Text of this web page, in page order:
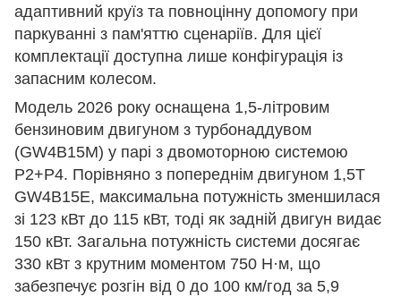
адаптивний круїз та повноцінну допомогу при
паркуванні з пам'яттю сценаріїв. Для цієї
комплектації доступна лише конфігурація із
запасним колесом.
Модель 2026 року оснащена 1,5-літровим
бензиновим двигуном з турбонаддувом
(GW4B15M) у парі з двомоторною системою
P2+P4. Порівняно з попереднім двигуном 1,5T
GW4B15E, максимальна потужність зменшилася
зі 123 кВт до 115 кВт, тоді як задній двигун видає
150 кВт. Загальна потужність системи досягає
330 кВт з крутним моментом 750 Н·м, що
забезпечує розгін від 0 до 100 км/год за 5,9